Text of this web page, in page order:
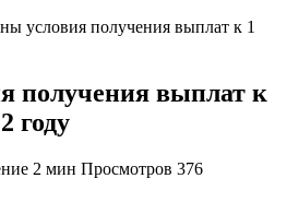
условия получения выплат к 1
получения выплат к
году
2 мин Просмотров 376